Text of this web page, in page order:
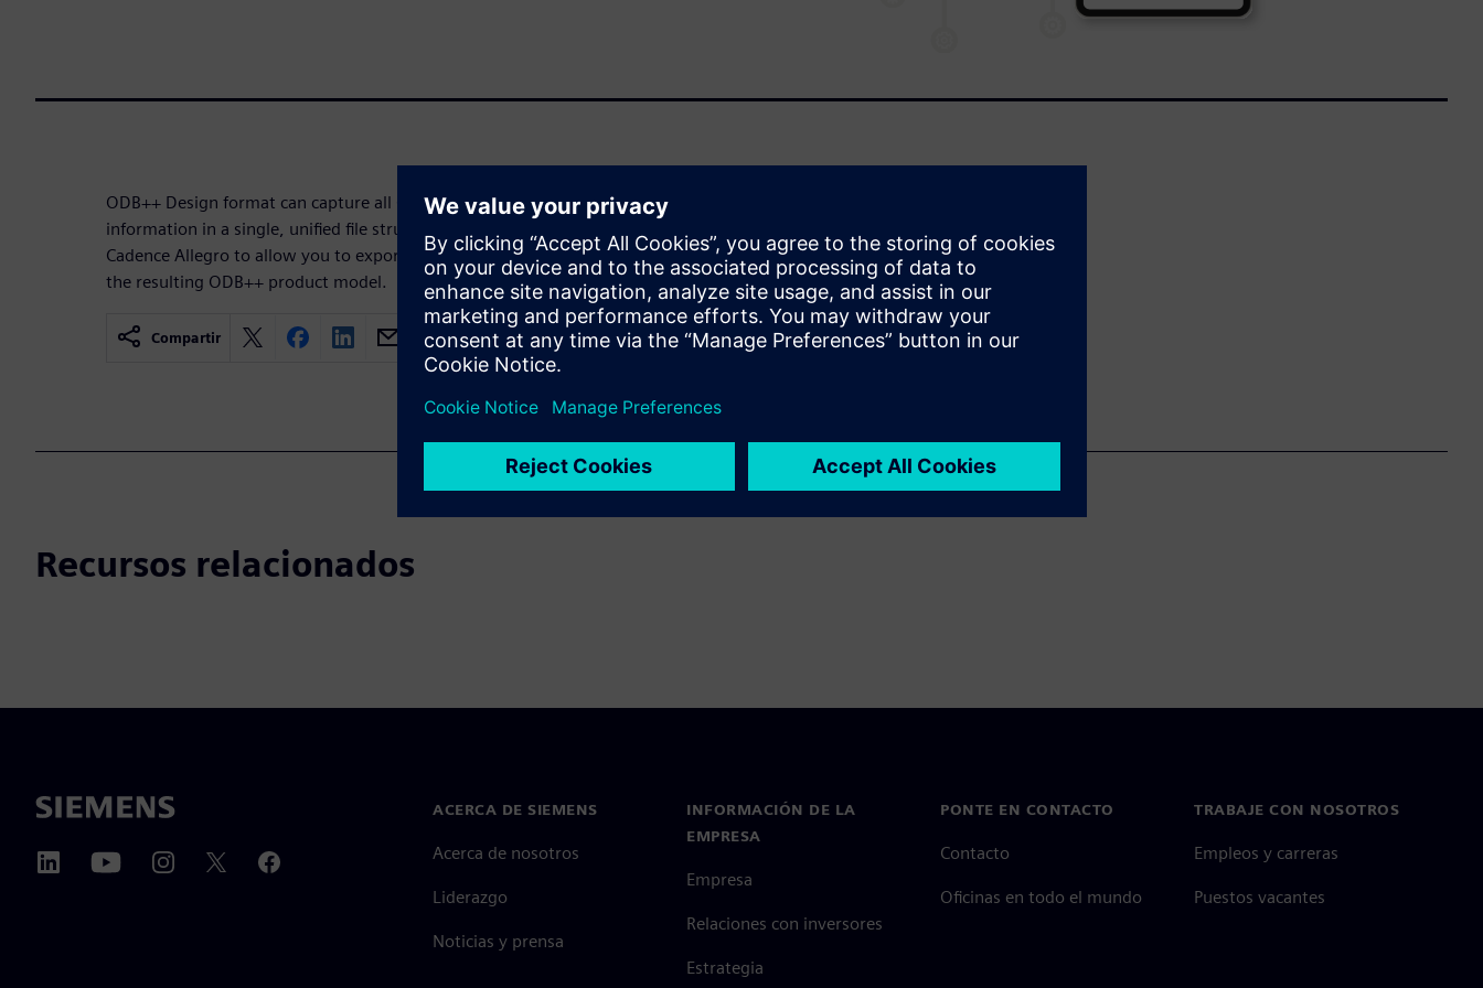
ODB++ Design format can capture all CAD or EDA assembly and PCB fabrication
information in a single, unified file structure. ODB++ Inside is installed as part of
Cadence Allegro to allow you to export a design to ODB++ Design and to view
the resulting ODB++ product model.
Compartir
Recursos relacionados
ACERCA DE SIEMENS
Acerca de nosotros
Liderazgo
Noticias y prensa
INFORMACIÓN DE LA
EMPRESA
Empresa
Relaciones con inversores
Estrategia
PONTE EN CONTACTO
Contacto
Oficinas en todo el mundo
TRABAJE CON NOSOTROS
Empleos y carreras
Puestos vacantes